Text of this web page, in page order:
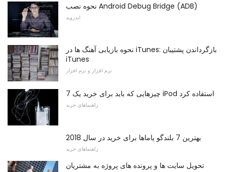
نحوه نصب Android Debug Bridge (ADB)
اندروید
نحوه بازیابی آهنگ ها در iTunes: بازگرداندن پشتیبان
iTunes
نرم افزار و نرم افزار
7 چیزهایی که باید برای خرید یک iPod استفاده کرد
راهنماهای خرید
بهترین 7 بلندگو یاماها برای خرید در سال 2018
راهنماهای خرید
تحویل سایت ها و پرونده های پروژه به مشتریان